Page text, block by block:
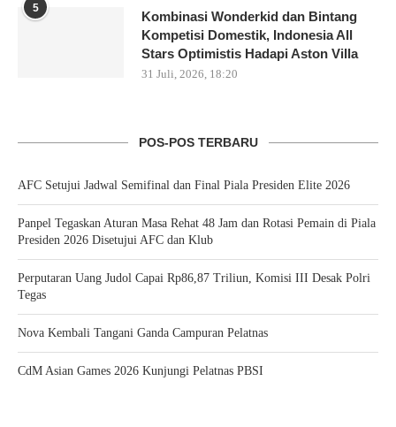
5
Kombinasi Wonderkid dan Bintang
Kompetisi Domestik, Indonesia All
Stars Optimistis Hadapi Aston Villa
31 Juli, 2026, 18:20
POS-POS TERBARU
AFC Setujui Jadwal Semifinal dan Final Piala Presiden Elite 2026
Panpel Tegaskan Aturan Masa Rehat 48 Jam dan Rotasi Pemain di Piala
Presiden 2026 Disetujui AFC dan Klub
Perputaran Uang Judol Capai Rp86,87 Triliun, Komisi III Desak Polri
Tegas
Nova Kembali Tangani Ganda Campuran Pelatnas
CdM Asian Games 2026 Kunjungi Pelatnas PBSI